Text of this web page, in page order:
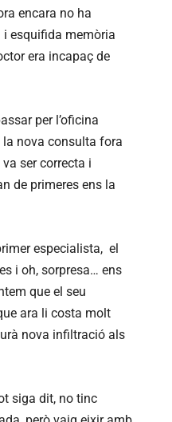
encara no ha
i esquifida memòria
era incapaç de
per l’oficina
la nova consulta fora
ser correcta i
de primeres ens la
especialista, el
i oh, sorpresa… ens
que el seu
ara li costa molt
nova infiltració als
siga dit, no tinc